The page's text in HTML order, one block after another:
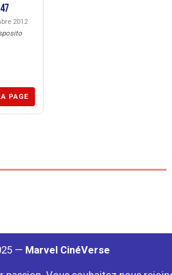
2012
PAGE
— Marvel CinéVerse